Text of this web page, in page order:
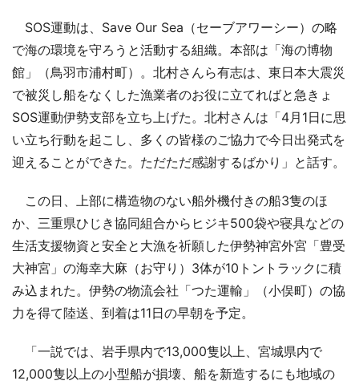
SOS運動は、Save Our Sea（セーブアワーシー）の略
で海の環境を守ろうと活動する組織。本部は「海の博物
館」（鳥羽市浦村町）。北村さんら有志は、東日本大震災
で被災し船をなくした漁業者のお役に立てればと急きょ
SOS運動伊勢支部を立ち上げた。北村さんは「4月1日に思
い立ち行動を起こし、多くの皆様のご協力で今日出発式を
迎えることができた。ただただ感謝するばかり」と話す。
この日、上部に構造物のない船外機付きの船3隻のほ
か、三重県ひじき協同組合からヒジキ500袋や寝具などの
生活支援物資と安全と大漁を祈願した伊勢神宮外宮「豊受
大神宮」の海幸大麻（お守り）3体が10トントラックに積
み込まれた。伊勢の物流会社「つた運輸」（小俣町）の協
力を得て陸送、到着は11日の早朝を予定。
「一説では、岩手県内で13,000隻以上、宮城県内で
12,000隻以上の小型船が損壊、船を新造するにも地域の